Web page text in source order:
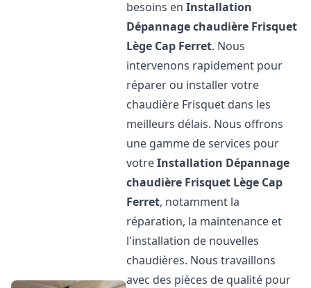
besoins enInstallation
Dépannage chaudière Frisquet
Lège Cap Ferret. Nous
intervenons rapidement pour
réparer ou installer votre
chaudière Frisquet dans les
meilleurs délais. Nous offrons
une gamme de services pour
votreInstallation Dépannage
chaudière Frisquet Lège Cap
Ferret, notamment la
réparation, la maintenance et
l'installation de nouvelles
chaudières. Nous travaillons
avec des pièces de qualité pour